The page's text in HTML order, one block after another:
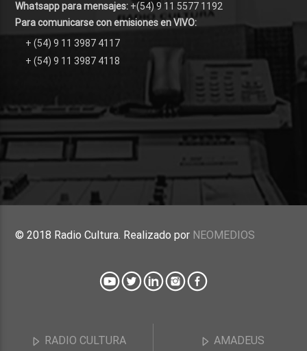
RADIO CULTURA AMADEUS
Whatsapp para mensajes: +(54) 9 11 5577 1192
Para comunicarse con emisiones en VIVO:
+ (54) 9 11 3987 4117
+ (54) 9 11 3987 4118
© 2018 Radio Cultura. Realizado por NEOMEDIOS